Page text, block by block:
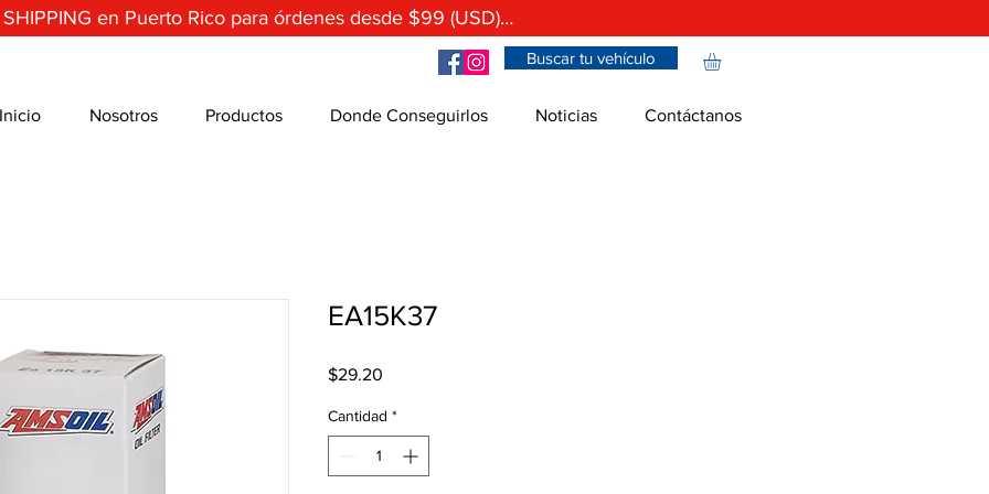
SHIPPING en Puerto Rico para órdenes desde $99 (USD)…
Buscar tu vehículo
Inicio Nosotros Productos Donde Conseguirlos Noticias Contáctanos
EA15K37
$29.20
Cantidad *